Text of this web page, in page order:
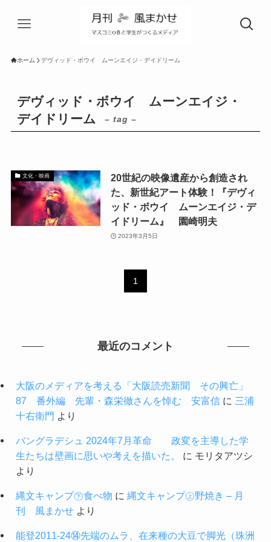
ホーム デヴィッド・ボウイ ムーンエイジ・デイドリーム
デヴィッド・ボウイ ムーンエイジ・
デイドリーム
– tag –
文化・映画
20世紀の映像遺産から創造され
た、新世紀アート体験！『デヴィ
ッド・ボウイ ムーンエイジ・デ
イドリーム』 園崎明夫
2023年3月5日
1
最近のコメント
大阪のメディアを考える「大阪読売新聞 その興亡」
87 番外編 先輩・森栄徹さんを悼む 安富信に 三浦
十右衛門 より
バングラデシュ 2024年7月革命 政変を主導した学
生たちは壁画に思いや考えを描いた。
に モリタアツシ
より
縄文キャンプ㊦食べ物 に 縄文キャンプ㊤野焼き – 月
刊 風まかせより
能登2011-24⑭先端のムラ、在来種の大豆で脚光（珠洲